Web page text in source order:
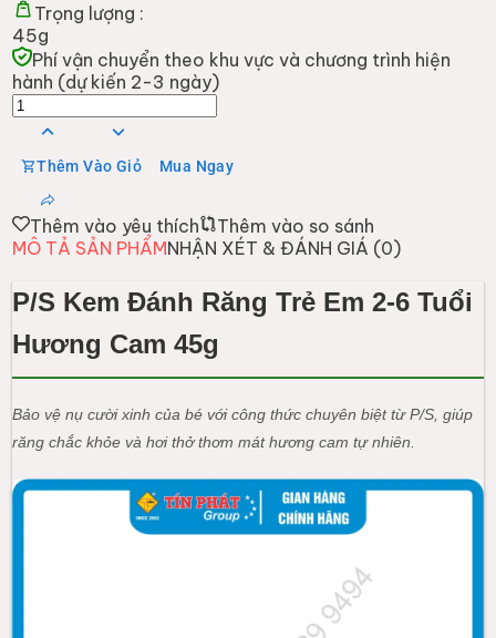
Trọng lượng :
45g
Phí vận chuyển theo khu vực và chương trình hiện
hành (dự kiến 2-3 ngày)
Thêm Vào Giỏ Mua Ngay
Thêm vào yêu thích
Thêm vào so sánh
MÔ TẢ SẢN PHẨMNHẬN XÉT & ĐÁNH GIÁ (0)
P/S Kem Đánh Răng Trẻ Em 2-6 Tuổi
Hương Cam 45g
Bảo vệ nụ cười xinh của bé với công thức chuyên biệt từ P/S, giúp
răng chắc khỏe và hơi thở thơm mát hương cam tự nhiên.